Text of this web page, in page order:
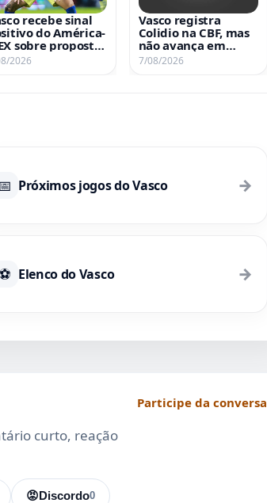
recebe sinal
do América-
sobre proposta
Brian Rodríguez
2026
Vasco registra
Colidio na CBF, mas
não avança em
negociação por Sosa
7/08/2026
📅 Próximos jogos do Vasco →
⚽ Elenco do Vasco →
curto, reação
Participe da conversa
😡 0
Discordo